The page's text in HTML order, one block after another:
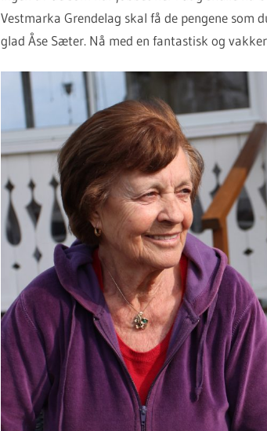
Vestmarka Grendelag skal få de pengene
glad Åse Sæter. Nå med en fantastisk og